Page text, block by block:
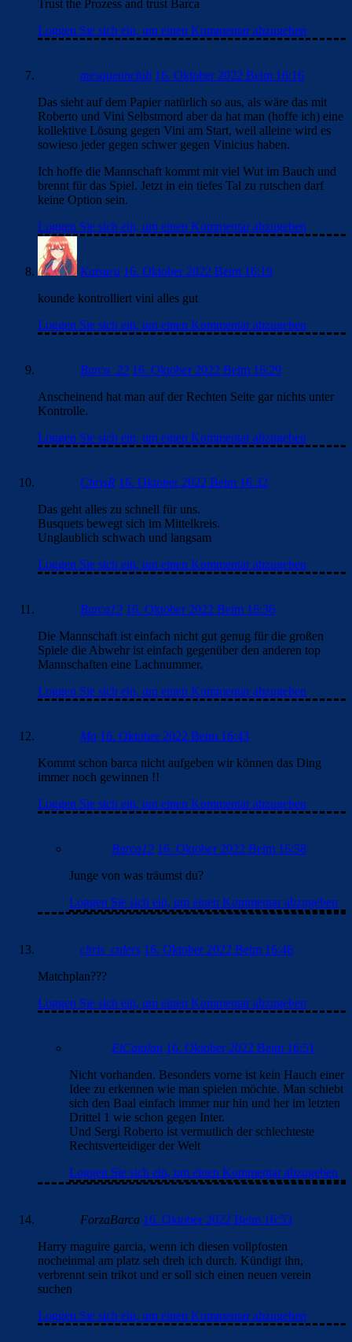
Trust the Prozess and trust Barca
Loggen Sie sich ein, um einen Kommentar abzugeben
mesqueunclub 16. Oktober 2022 Beim 16:16
Das sieht auf dem Papier natürlich so aus, als wäre das mit
Roberto und Vini Selbstmord aber da hat man (hoffe ich) eine
kollektive Lösung gegen Vini am Start, weil alleine wird es
sowieso jeder gegen schwer gegen Vinicius haben.
Ich hoffe die Mannschaft kommt mit viel Wut im Bauch und
brennt für das Spiel. Jetzt in ein tiefes Tal zu rutschen darf
keine Option sein.
Loggen Sie sich ein, um einen Kommentar abzugeben
Katsura 16. Oktober 2022 Beim 16:19
kounde kontrolliert vini alles gut
Loggen Sie sich ein, um einen Kommentar abzugeben
Barca_22 16. Oktober 2022 Beim 16:29
Anscheinend hat man auf der Rechten Seite gar nichts unter
Kontrolle.
Loggen Sie sich ein, um einen Kommentar abzugeben
ChrisR 16. Oktober 2022 Beim 16:32
Das geht alles zu schnell für uns.
Busquets bewegt sich im Mittelkreis.
Unglaublich schwach und langsam
Loggen Sie sich ein, um einen Kommentar abzugeben
Barca12 16. Oktober 2022 Beim 16:36
Die Mannschaft ist einfach nicht gut genug für die großen
Spiele die Abwehr ist einfach gegenüber den anderen top
Mannschaften eine Lachnummer.
Loggen Sie sich ein, um einen Kommentar abzugeben
Mo 16. Oktober 2022 Beim 16:43
Kommt schon barca nicht aufgeben wir können das Ding
immer noch gewinnen !!
Loggen Sie sich ein, um einen Kommentar abzugeben
Barca12 16. Oktober 2022 Beim 16:58
Junge von was träumst du?
Loggen Sie sich ein, um einen Kommentar abzugeben
chris_culers 16. Oktober 2022 Beim 16:46
Matchplan???
Loggen Sie sich ein, um einen Kommentar abzugeben
ElCatalan 16. Oktober 2022 Beim 16:51
Nicht vorhanden. Besonders vorne ist kein Hauch einer
Idee zu erkennen wie man spielen möchte. Man schiebt
sich den Baal einfach immer nur hin und her im letzten
Drittel 1 wie schon gegen Inter.
Und Sergi Roberto ist vermutlich der schlechteste
Rechtsverteidiger der Welt
Loggen Sie sich ein, um einen Kommentar abzugeben
ForzaBarca 16. Oktober 2022 Beim 16:53
Harry maguire garcia, wenn ich diesen vollpfosten
nocheinmal am platz seh dreh ich durch. Kündigt ihn,
verbrennt sein trikot und er soll sich einen neuen verein
suchen
Loggen Sie sich ein, um einen Kommentar abzugeben